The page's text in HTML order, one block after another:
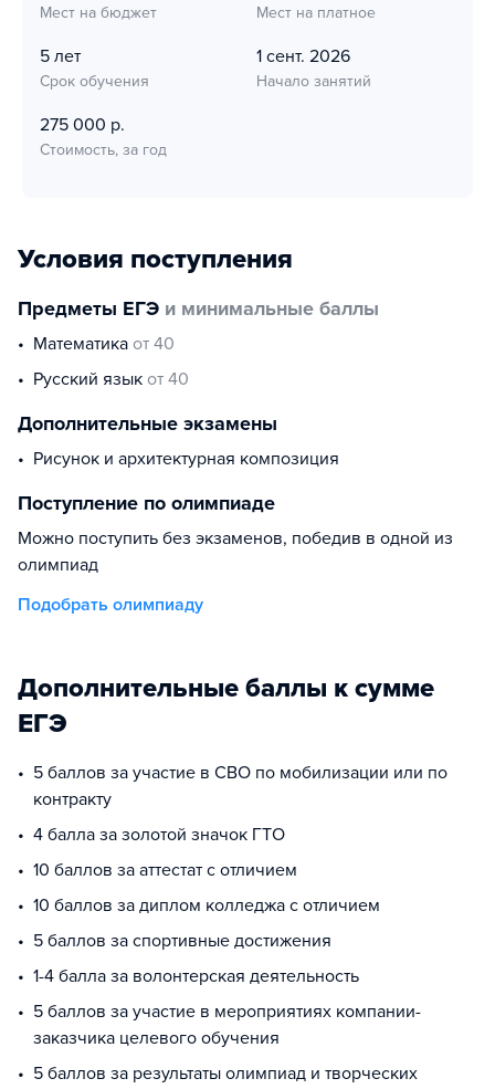
Мест на бюджет Мест на платное
5 лет
Срок обучения
1 сент. 2026
Начало занятий
275 000 р.
Стоимость, за год
Условия поступления
Предметы ЕГЭ и минимальные баллы
математика от 40
русский язык от 40
Дополнительные экзамены
рисунок и архитектурная композиция
Поступление по олимпиаде
Можно поступить без экзаменов, победив в одной из
олимпиад
Подобрать олимпиаду
Дополнительные баллы к сумме
ЕГЭ
5 баллов за участие в СВО по мобилизации или по
контракту
4 балла за золотой значок ГТО
10 баллов за аттестат с отличием
10 баллов за диплом колледжа с отличием
5 баллов за спортивные достижения
1-4 балла за волонтерская деятельность
5 баллов за участие в мероприятиях компании-
заказчика целевого обучения
5 баллов за результаты олимпиад и творческих